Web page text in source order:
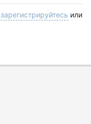
зарегистрируйтесь или